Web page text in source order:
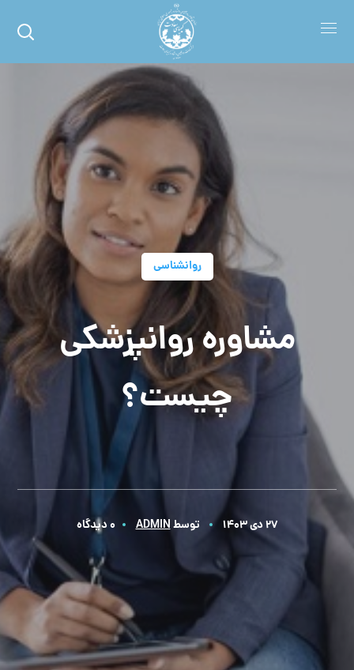
روانشناسی
مشاوره روانپزشکی
چیست؟
27 دی 1403 توسطADMIN 0 دیدگاه